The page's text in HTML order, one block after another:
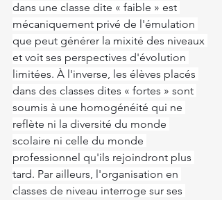
dans une classe dite « faible » est
mécaniquement privé de l'émulation
que peut générer la mixité des niveaux
et voit ses perspectives d'évolution
limitées. À l'inverse, les élèves placés
dans des classes dites « fortes » sont
soumis à une homogénéité qui ne
reflète ni la diversité du monde
scolaire ni celle du monde
professionnel qu'ils rejoindront plus
tard. Par ailleurs, l'organisation en
classes de niveau interroge sur ses